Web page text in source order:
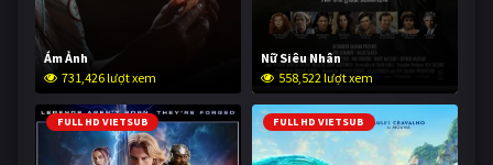
Ám Ảnh
731,426 lượt xem
Nữ Siêu Nhân
558,522 lượt xem
FULL HD VIETSUB FULL HD VIETSUB